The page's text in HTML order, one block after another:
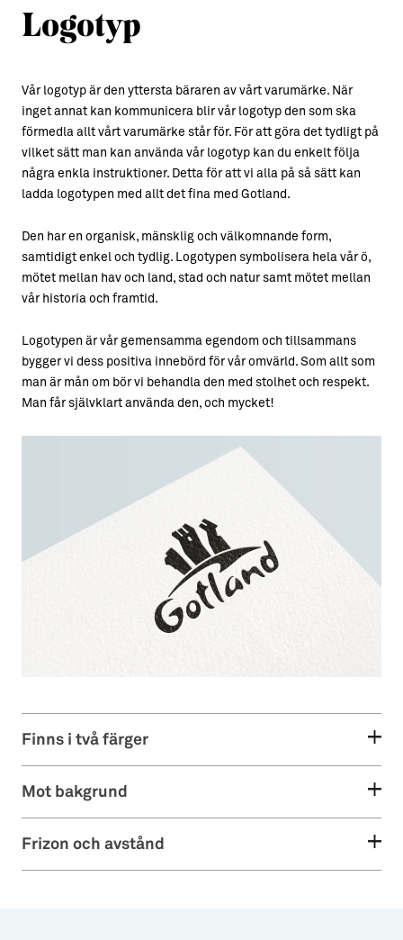
Logotyp
Vår logotyp är den yttersta bäraren av vårt varumärke. När
inget annat kan kommunicera blir vår logotyp den som ska
förmedla allt vårt varumärke står för. För att göra det tydligt på
vilket sätt man kan använda vår logotyp kan du enkelt följa
några enkla instruktioner. Detta för att vi alla på så sätt kan
ladda logotypen med allt det fina med Gotland.
Den har en organisk, mänsklig och välkomnande form,
samtidigt enkel och tydlig. Logotypen symbolisera hela vår ö,
mötet mellan hav och land, stad och natur samt mötet mellan
vår historia och framtid.
Logotypen är vår gemensamma egendom och tillsammans
bygger vi dess positiva innebörd för vår omvärld. Som allt som
man är mån om bör vi behandla den med stolhet och respekt.
Man får självklart använda den, och mycket!
Finns i två färger
Mot bakgrund
Frizon och avstånd